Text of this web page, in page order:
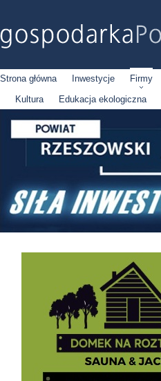
Strona główna Inwestycje Firmy
Kultura
Edukacja ekologiczna